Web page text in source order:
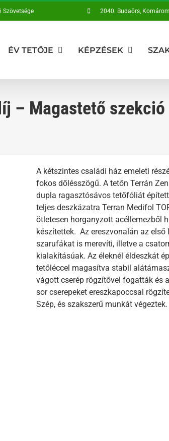
Szövetsége 2040. Budaörs,
ÉV TETŐJE KÉPZÉSEK
– Magastető
A kétszintes családi ház emeleti
fokos dőlésszögű. A tetőn Terrán
dupla ragasztósávos tetőfóliát
teljes deszkázatra Terran Medifol
ötletesen horganyzott acéllemezből
készítettek. Az ereszvonalán az
szarufákat is merevíti, illetve a
kialakításúak. Az éleknél éldeszkát
tetőléccel magasítva stabil
vágott cserép rögzítővel fogatták és
sor cserepeket ereszkapoccsal
Szép, és szakszerű munkát